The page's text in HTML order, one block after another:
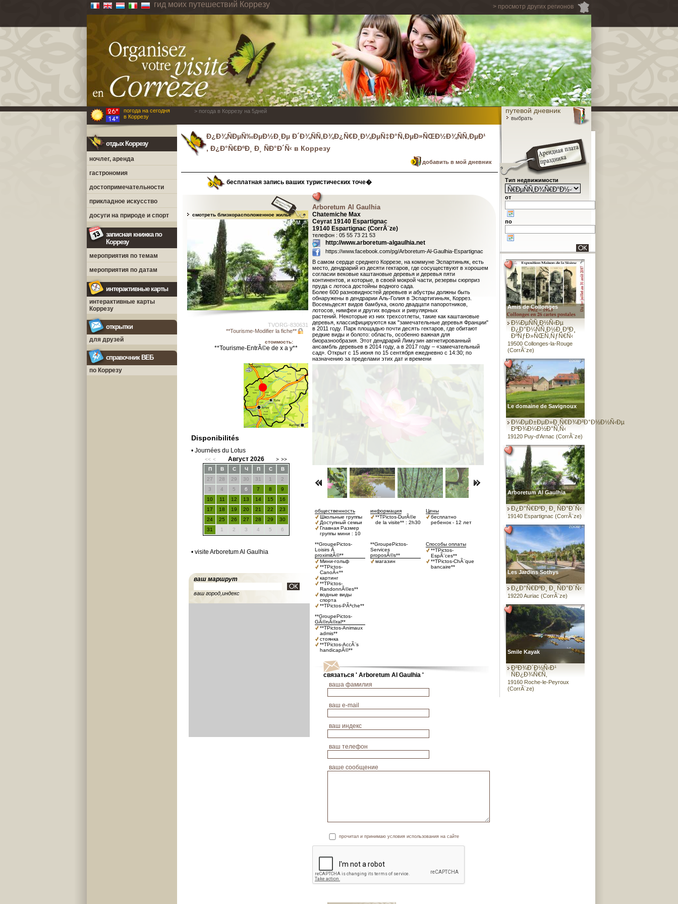
> просмотр других регионов
гид моих путешествий Коррезу
погода на сегодня
в Коррезу
> погода в Коррезу на 5дней путевой дневник
выбрать
отдых Коррезу
ночлег, аренда
гастрономия
достопримечательности
прикладное искусство
досуги на природе и спорт
записная книжка по
Коррезу
мероприятия по темам
мероприятия по датам
интерактивные карты
интерактивные карты
Коррезу
открытки
для друзей
справочник ВЕБ
по Коррезу
Ð¿Ð¾ÑÐµÑ‰ÐµÐ½Ð¸Ðµ Ð´Ð¾ÑÑ‚Ð¾Ð¿Ñ€Ð¸Ð¼ÐµÑ‡Ð°Ñ‚ÐµÐ»ÑŒÐ½Ð¾ÑÑ‚ÐµÐ¹
, Ð¿Ð°Ñ€ÐºÐ¸ Ð¸ ÑÐ°Ð´Ñ‹ в Коррезу
добавить в мой дневник
бесплатная запись ваших туристических точе�
смотреть близкорасположенное жилье
TVORG-830631
**Tourisme-Modifier la fiche**
стоимость:
**Tourisme-EntrÃ©e de x a y**
Disponibilités
• Journées du Lotus
Август 2026
<< < >>
>
П
В С Ч П С
В
27
28 29 30 31 1
2
3
4 5 6 7 8
9
10
11 12 13 14 15
16
17
18 19 20 21 22
23
24
25 26 27 28 29
30
31
1 2 3 4 5 6
• visite Arboretum Al Gaulhia
ваш маршрут
ваш город,индекс
Arboretum Al Gaulhia
Chatemiche Max
Ceyrat 19140 Espartignac
19140 Espartignac (CorrÃ¨ze)
телефон : 05 55 73 21 53
http://www.arboretum-algaulhia.net
https://www.facebook.com/pg/Arboretum-Al-Gaulhia-Espartignac
В самом сердце среднего Коррезе, на коммуне Эспартиньяк, есть
место, дендрарий из десяти гектаров, где сосуществуют в хорошем
согласии вековые каштановые деревья и деревья пяти
континентов, и которые, в своей мокрой части, резервы сюрприз
пруда с лотоса достойны водного сада.
Более 600 разновидностей деревьев и абустры должны быть
обнаружены в дендрарии Аль-Голия в Эспартигиньяк, Коррез.
Восемьдесят видов бамбука, около двадцати папоротников,
лотосов, нимфеи и других водных и ривулярных
растений. Некоторые из них трехсотлеты, такие как каштановые
деревья, классифицируются как "замечательные деревья Франции"
в 2011 году. Парк площадью почти десять гектаров, где обитают
редкие виды и болото: область, особенно важная для
биоразнообразия. Этот дендрарий Лимузин авгнетированный
ансамбль деревьев в 2014 году, а в 2017 году – «замечательный
сад». Открыт с 15 июня по 15 сентября ежедневно с 14:30; по
назначению за пределами этих дат и времени
общественность
Школьные группы
Доступный семьи
Главная Размер
группы мини : 10
информация
**TPictos-DurÃ©e
de la visite** : 2h30
Цены
бесплатно
ребенок - 12 лет
**GroupePictos-
Loisirs Ã
proximitÃ©**
Мини-гольф
**TPictos-
CanoÃ«**
картинг
**TPictos-
RandonnÃ©es**
водные виды
спорта
**TPictos-PÃªche**
**GroupePictos-
Services
proposÃ©s**
магазин
Способы оплаты
**TPictos-
EspÃ¨ces**
**TPictos-ChÃ¨que
bancaire**
**GroupePictos-
GÃ©nÃ©ral**
**TPictos-Animaux
admis**
стоянка
**TPictos-AccÃ¨s
handicapÃ©**
связаться ' Arboretum Al Gaulhia '
ваша фамилия
ваш е-mail
ваш индекс
ваш телефон
ваше сообщение
прочитал и принимаю условия использования на сайте
Тип недвижимости
от
по
Amis de Collonges
Ð¼ÐµÑÑ‚Ð½Ñ‹Ðµ
Ð¿Ð°Ð¼ÑÑ‚Ð½Ð¸ÐºÐ¸
ÐºÑƒÐ»ÑŒÑ‚ÑƒÑ€Ñ‹
19500 Collonges-la-Rouge
(CorrÃ¨ze)
Le domaine de Savignoux
Ð¼ÐµÐ±ÐµÐ»Ð¸Ñ€Ð¾Ð²Ð°Ð½Ð½Ñ‹Ðµ
ÐºÐ¾Ð¼Ð½Ð°Ñ‚Ñ‹
19120 Puy-d'Arnac (CorrÃ¨ze)
Arboretum Al Gaulhia
Ð¿Ð°Ñ€ÐºÐ¸ Ð¸ ÑÐ°Ð´Ñ‹
19140 Espartignac (CorrÃ¨ze)
Les Jardins Sothys
Ð¿Ð°Ñ€ÐºÐ¸ Ð¸ ÑÐ°Ð´Ñ‹
19220 Auriac (CorrÃ¨ze)
Smile Kayak
Ð²Ð¾Ð´Ð½Ñ‹Ð¹
ÑÐ¿Ð¾Ñ€Ñ‚
19160 Roche-le-Peyroux
(CorrÃ¨ze)